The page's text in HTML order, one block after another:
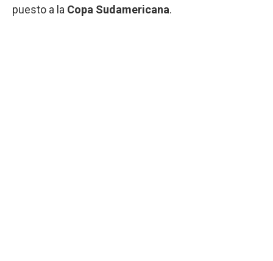
puesto a la Copa Sudamericana.